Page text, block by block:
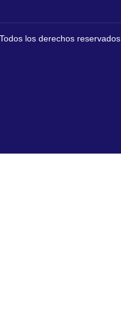
los derechos reservados